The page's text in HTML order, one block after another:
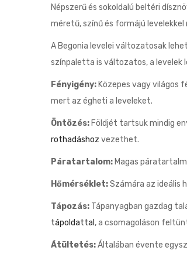
Népszerű és sokoldalú beltéri
méretű, színű és formájú
A Begonia levelei változatosak
színpaletta is változatos, a levelek
Fényigény: Közepes vagy világos
mert az égheti a leveleket.
Öntözés: Földjét tartsuk mindig
rothadáshoz vezethet.
Páratartalom: Magas
Hőmérséklet:Számára az ideális
Tápozás: Tápanyagban gazdag
tápoldattal , a csomagoláson
Átültetés:Általában évente